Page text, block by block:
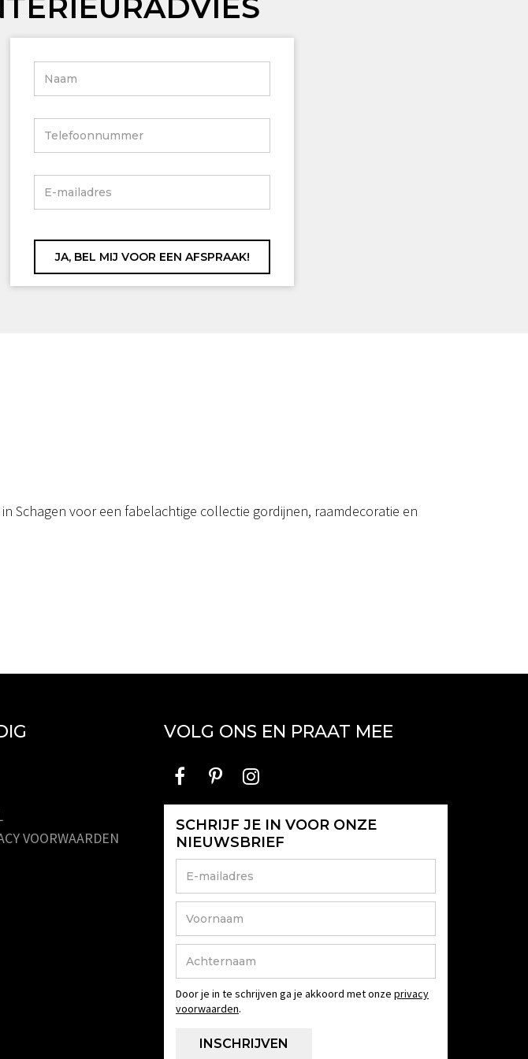
Schagen voor een fabelachtige collectie gordijnen, raamdecoratie en
VOORWAARDEN
VOLG ONS EN PRAAT MEE
SCHRIJF JE IN VOOR ONZE
NIEUWSBRIEF
Door je in te schrijven ga je akkoord met onze privacy
voorwaarden.